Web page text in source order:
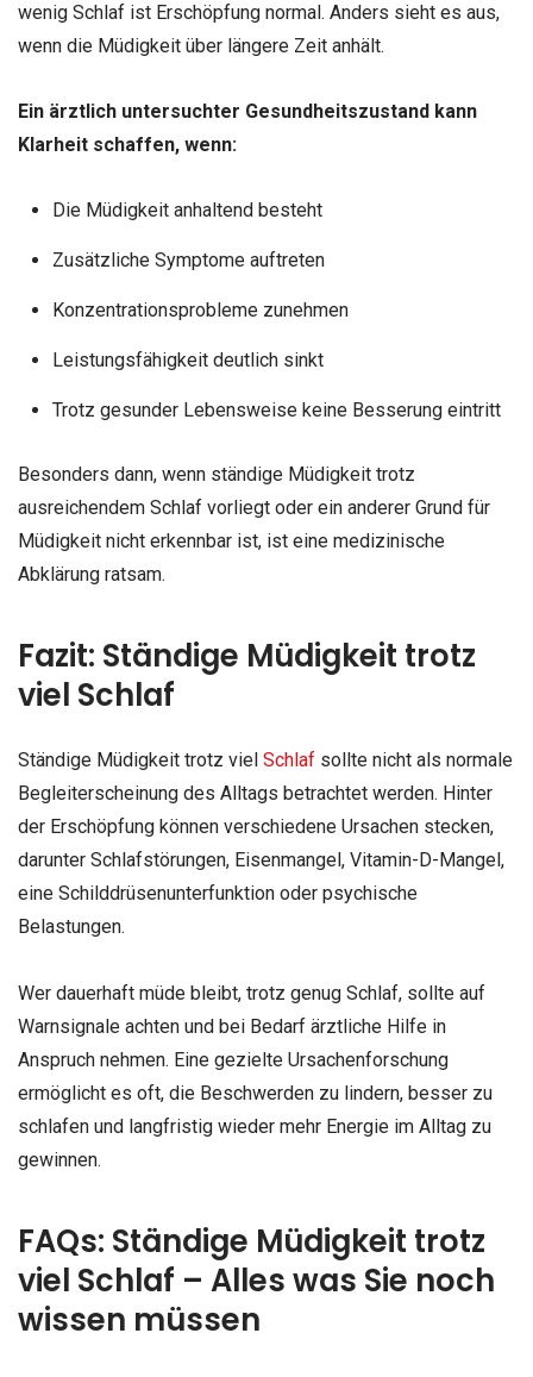
wenig Schlaf ist Erschöpfung normal. Anders sieht es aus,
wenn die Müdigkeit über längere Zeit anhält.
Ein ärztlich untersuchter Gesundheitszustand kann
Klarheit schaffen, wenn:
Die Müdigkeit anhaltend besteht
Zusätzliche Symptome auftreten
Konzentrationsprobleme zunehmen
Leistungsfähigkeit deutlich sinkt
Trotz gesunder Lebensweise keine Besserung eintritt
Besonders dann, wenn ständige Müdigkeit trotz
ausreichendem Schlaf vorliegt oder ein anderer Grund für
Müdigkeit nicht erkennbar ist, ist eine medizinische
Abklärung ratsam.
Fazit: Ständige Müdigkeit trotz
viel Schlaf
Ständige Müdigkeit trotz viel Schlaf sollte nicht als normale
Begleiterscheinung des Alltags betrachtet werden. Hinter
der Erschöpfung können verschiedene Ursachen stecken,
darunter Schlafstörungen, Eisenmangel, Vitamin-D-Mangel,
eine Schilddrüsenunterfunktion oder psychische
Belastungen.
Wer dauerhaft müde bleibt, trotz genug Schlaf, sollte auf
Warnsignale achten und bei Bedarf ärztliche Hilfe in
Anspruch nehmen. Eine gezielte Ursachenforschung
ermöglicht es oft, die Beschwerden zu lindern, besser zu
schlafen und langfristig wieder mehr Energie im Alltag zu
gewinnen.
FAQs: Ständige Müdigkeit trotz
viel Schlaf – Alles was Sie noch
wissen müssen